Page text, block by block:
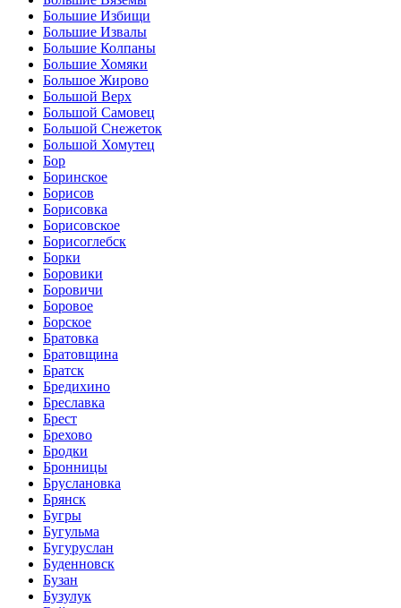
Большие Избищи
Большие Извалы
Большие Колпаны
Большие Хомяки
Большое Жирово
Большой Верх
Большой Самовец
Большой Снежеток
Большой Хомутец
Бор
Боринское
Борисов
Борисовка
Борисовское
Борисоглебск
Борки
Боровики
Боровичи
Боровое
Борское
Братовка
Братовщина
Братск
Бредихино
Бреславка
Брест
Брехово
Бродки
Бронницы
Бруслановка
Брянск
Бугры
Бугульма
Бугуруслан
Буденновск
Бузан
Бузулук